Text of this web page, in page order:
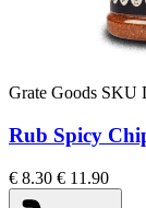
Grate Goods SKU
Rub Spicy
€ 8.30 € 11.90